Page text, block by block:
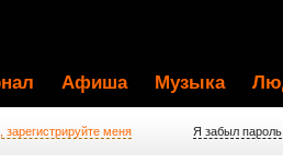
Афиша Музыка
зарегистрируйте меня Я забыл пароль